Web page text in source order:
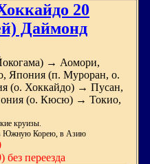
20
Даймонд
→ Аомори,
Япония (п. Муроран, о.
(о. Хоккайдо) → Пусан,
(о. Кюсю) → Токио,
круизы.
Южную Корею, в Азию
переезда